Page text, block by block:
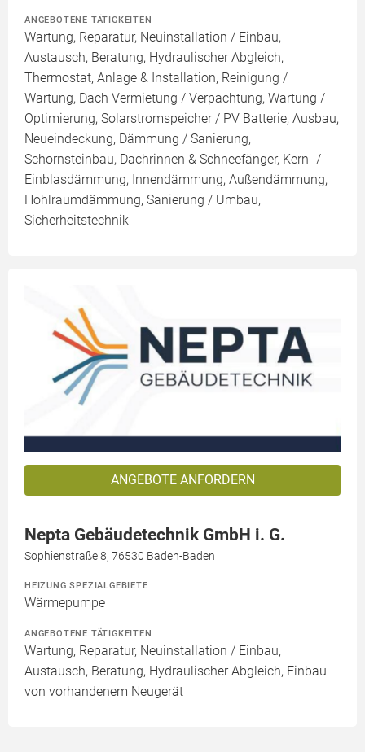
ANGEBOTENE TÄTIGKEITEN
Wartung, Reparatur, Neuinstallation / Einbau,
Austausch, Beratung, Hydraulischer Abgleich,
Thermostat, Anlage & Installation, Reinigung /
Wartung, Dach Vermietung / Verpachtung, Wartung /
Optimierung, Solarstromspeicher / PV Batterie, Ausbau,
Neueindeckung, Dämmung / Sanierung,
Schornsteinbau, Dachrinnen & Schneefänger, Kern- /
Einblasdämmung, Innendämmung, Außendämmung,
Hohlraumdämmung, Sanierung / Umbau,
Sicherheitstechnik
ANGEBOTE ANFORDERN
Nepta Gebäudetechnik GmbH i. G.
Sophienstraße 8, 76530 Baden-Baden
HEIZUNG SPEZIALGEBIETE
Wärmepumpe
ANGEBOTENE TÄTIGKEITEN
Wartung, Reparatur, Neuinstallation / Einbau,
Austausch, Beratung, Hydraulischer Abgleich, Einbau
von vorhandenem Neugerät